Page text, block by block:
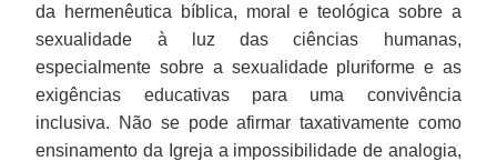
da hermenêutica bíblica, moral e teológica sobre a
sexualidade à luz das ciências humanas,
especialmente sobre a sexualidade pluriforme e as
exigências educativas para uma convivência
inclusiva. Não se pode afirmar taxativamente como
ensinamento da Igreja a impossibilidade de analogia,